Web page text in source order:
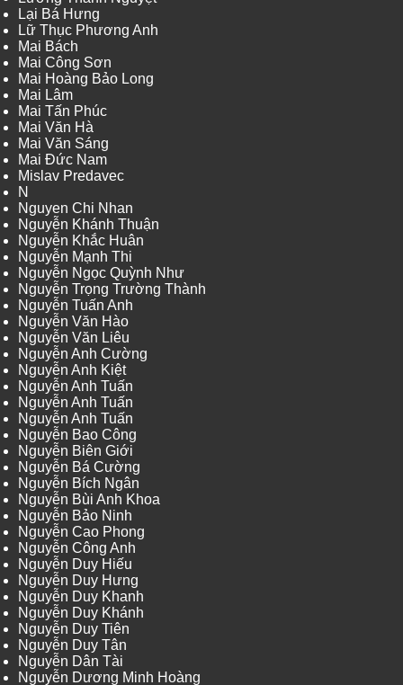
Lại Bá Hưng
Lữ Thục Phương Anh
Mai Bách
Mai Công Sơn
Mai Hoàng Bảo Long
Mai Lâm
Mai Tấn Phúc
Mai Văn Hà
Mai Văn Sáng
Mai Đức Nam
Mislav Predavec
N
Nguyen Chi Nhan
Nguyễn Khánh Thuận
Nguyễn Khắc Huân
Nguyễn Mạnh Thi
Nguyễn Ngọc Quỳnh Như
Nguyễn Trọng Trường Thành
Nguyễn Tuấn Anh
Nguyễn Văn Hào
Nguyễn Văn Liêu
Nguyễn Anh Cường
Nguyễn Anh Kiệt
Nguyễn Anh Tuấn
Nguyễn Anh Tuấn
Nguyễn Anh Tuấn
Nguyễn Bao Công
Nguyễn Biên Giới
Nguyễn Bá Cường
Nguyễn Bích Ngân
Nguyễn Bùi Anh Khoa
Nguyễn Bảo Ninh
Nguyễn Cao Phong
Nguyễn Công Anh
Nguyễn Duy Hiếu
Nguyễn Duy Hưng
Nguyễn Duy Khanh
Nguyễn Duy Khánh
Nguyễn Duy Tiên
Nguyễn Duy Tân
Nguyễn Dân Tài
Nguyễn Dương Minh Hoàng